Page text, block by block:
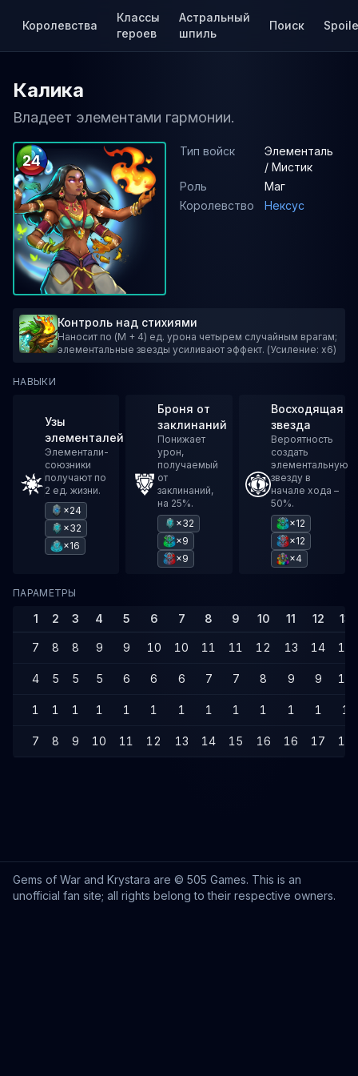
Королевства
Классы
героев
Астральный
шпиль
Поиск
Калика
Владеет элементами гармонии.
24
Тип войск
Элементаль
/ Мистик
Роль
Маг
Королевство
Нексус
Контроль над стихиями
Наносит по (M + 4) ед. урона четырем случайным врагам;
элементальные звезды усиливают эффект. (Усиление: x6)
НАВЫКИ
Узы
элементалей
Элементали-
союзники
получают по
2 ед. жизни.
×24
×32
×16
Броня от
заклинаний
Понижает
урон,
получаемый
от
заклинаний,
на 25%.
×32
×9
×9
Восходящая
звезда
Вероятность
создать
элементальную
звезду в
начале хода –
50%.
×12
×12
×4
ПАРАМЕТРЫ
1 2 3 4 5 6 7 8 9 10 11 12 13
7 8 8 9 9 10 10 11 11 12 13 14 14
4 5 5 5 6 6 6 7 7 8 9 9 10
1 1 1 1 1 1 1 1 1 1 1 1 1
7 8 9 10 11 12 13 14 15 16 16 17 18
Gems of War and Krystara are © 505 Games. This is an
unofficial fan site; all rights belong to their respective owners.